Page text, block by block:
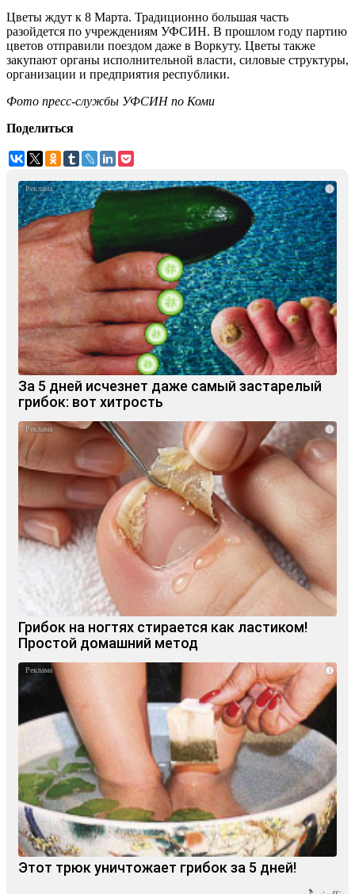
Цветы ждут к 8 Марта. Традиционно большая часть
разойдется по учреждениям УФСИН. В прошлом году партию
цветов отправили поездом даже в Воркуту. Цветы также
закупают органы исполнительной власти, силовые структуры,
организации и предприятия республики.
Фото пресс-службы УФСИН по Коми
Поделиться
i
За 5 дней исчезнет даже самый застарелый
грибок: вот хитрость
i
Грибок на ногтях стирается как ластиком!
Простой домашний метод
i
Этот трюк уничтожает грибок за 5 дней!